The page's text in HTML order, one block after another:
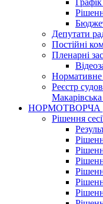
Депутати
Постійні
Пленарні
Нормативне
Реєстр
НОРМОТВОРЧА
Рішення